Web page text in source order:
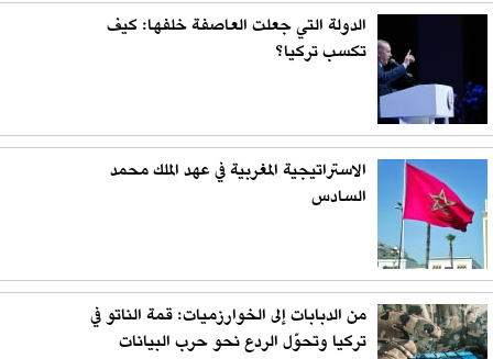
الدولة التي جعلت العاصفة خلفها: كيف
تكسب تركيا؟
الاستراتيجية المغربية في عهد الملك محمد
السادس
من الدبابات إلى الخوارزميات: قمة الناتو في
تركيا وتحوّل الردع نحو حرب البيانات